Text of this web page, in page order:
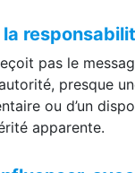
la
pas le
presque
ou d’un